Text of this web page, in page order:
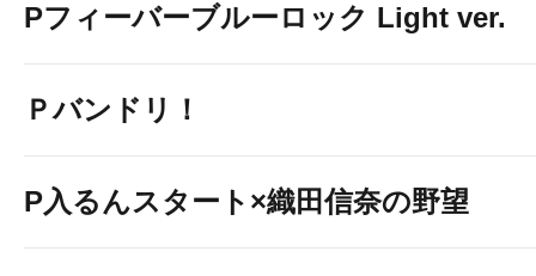
Pフィーバーブルーロック Light ver.
Ｐバンドリ！
P入るんスタート×織田信奈の野望